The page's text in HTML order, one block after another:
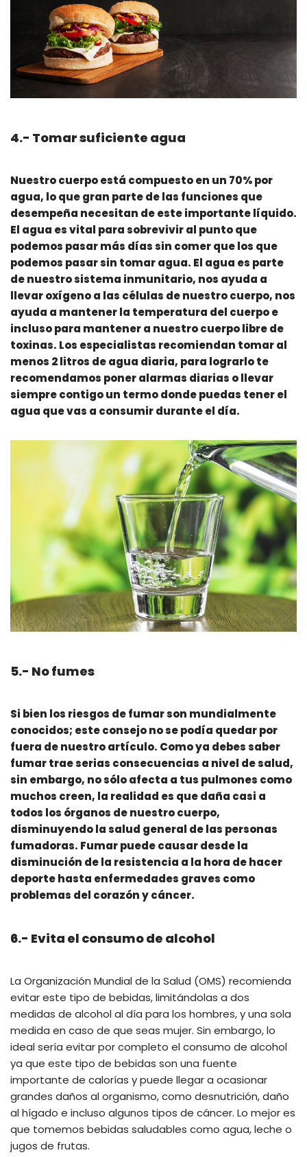
4.- Tomar suficiente agua
Nuestro cuerpo está compuesto en un 70% por
agua, lo que gran parte de las funciones que
desempeña necesitan de este importante líquido.
El agua es vital para sobrevivir al punto que
podemos pasar más días sin comer que los que
podemos pasar sin tomar agua. El agua es parte
de nuestro sistema inmunitario, nos ayuda a
llevar oxígeno a las células de nuestro cuerpo, nos
ayuda a mantener la temperatura del cuerpo e
incluso para mantener a nuestro cuerpo libre de
toxinas. Los especialistas recomiendan tomar al
menos 2 litros de agua diaria, para lograrlo te
recomendamos poner alarmas diarias o llevar
siempre contigo un termo donde puedas tener el
agua que vas a consumir durante el día.
5.- No fumes
Si bien los riesgos de fumar son mundialmente
conocidos; este consejo no se podía quedar por
fuera de nuestro artículo. Como ya debes saber
fumar trae serias consecuencias a nivel de salud,
sin embargo, no sólo afecta a tus pulmones como
muchos creen, la realidad es que daña casi a
todos los órganos de nuestro cuerpo,
disminuyendo la salud general de las personas
fumadoras. Fumar puede causar desde la
disminución de la resistencia a la hora de hacer
deporte hasta enfermedades graves como
problemas del corazón y cáncer.
6.- Evita el consumo de alcohol
La Organización Mundial de la Salud (OMS) recomienda
evitar este tipo de bebidas, limitándolas a dos
medidas de alcohol al día para los hombres, y una sola
medida en caso de que seas mujer. Sin embargo, lo
ideal sería evitar por completo el consumo de alcohol
ya que este tipo de bebidas son una fuente
importante de calorías y puede llegar a ocasionar
grandes daños al organismo, como desnutrición, daño
al hígado e incluso algunos tipos de cáncer. Lo mejor es
que tomemos bebidas saludables como agua, leche o
jugos de frutas.